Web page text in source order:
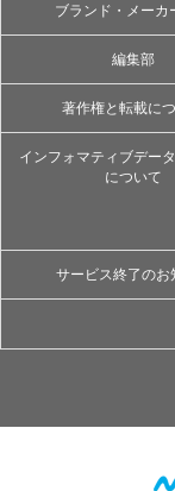
ブランド・メーカ
編集部
著作権と転載に
インフォマティブデー
について
サービス終了のお